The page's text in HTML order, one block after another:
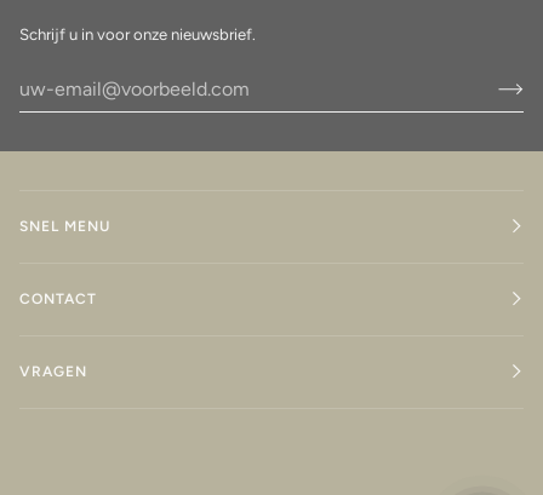
Schrijf u in voor onze nieuwsbrief.
SNEL MENU
CONTACT
VRAGEN